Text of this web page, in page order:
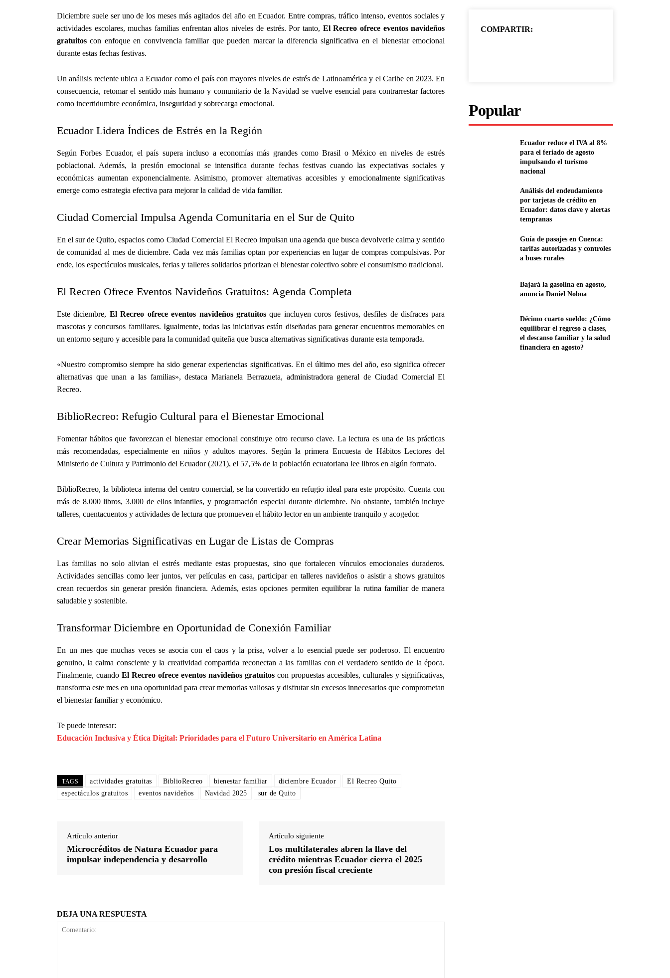
Diciembre suele ser uno de los meses más agitados del año en Ecuador. Entre compras, tráfico intenso, eventos sociales y
actividades escolares, muchas familias enfrentan altos niveles de estrés. Por tanto, El Recreo ofrece eventos navideños
gratuitos con enfoque en convivencia familiar que pueden marcar la diferencia significativa en el bienestar emocional
durante estas fechas festivas.
Un análisis reciente ubica a Ecuador como el país con mayores niveles de estrés de Latinoamérica y el Caribe en 2023. En
consecuencia, retomar el sentido más humano y comunitario de la Navidad se vuelve esencial para contrarrestar factores
como incertidumbre económica, inseguridad y sobrecarga emocional.
Ecuador Lidera Índices de Estrés en la Región
Según Forbes Ecuador, el país supera incluso a economías más grandes como Brasil o México en niveles de estrés
poblacional. Además, la presión emocional se intensifica durante fechas festivas cuando las expectativas sociales y
económicas aumentan exponencialmente. Asimismo, promover alternativas accesibles y emocionalmente significativas
emerge como estrategia efectiva para mejorar la calidad de vida familiar.
Ciudad Comercial Impulsa Agenda Comunitaria en el Sur de Quito
En el sur de Quito, espacios como Ciudad Comercial El Recreo impulsan una agenda que busca devolverle calma y sentido
de comunidad al mes de diciembre. Cada vez más familias optan por experiencias en lugar de compras compulsivas. Por
ende, los espectáculos musicales, ferias y talleres solidarios priorizan el bienestar colectivo sobre el consumismo tradicional.
El Recreo Ofrece Eventos Navideños Gratuitos: Agenda Completa
Este diciembre, El Recreo ofrece eventos navideños gratuitos que incluyen coros festivos, desfiles de disfraces para
mascotas y concursos familiares. Igualmente, todas las iniciativas están diseñadas para generar encuentros memorables en
un entorno seguro y accesible para la comunidad quiteña que busca alternativas significativas durante esta temporada.
«Nuestro compromiso siempre ha sido generar experiencias significativas. En el último mes del año, eso significa ofrecer
alternativas que unan a las familias», destaca Marianela Berrazueta, administradora general de Ciudad Comercial El
Recreo.
BiblioRecreo: Refugio Cultural para el Bienestar Emocional
Fomentar hábitos que favorezcan el bienestar emocional constituye otro recurso clave. La lectura es una de las prácticas
más recomendadas, especialmente en niños y adultos mayores. Según la primera Encuesta de Hábitos Lectores del
Ministerio de Cultura y Patrimonio del Ecuador (2021), el 57,5% de la población ecuatoriana lee libros en algún formato.
BiblioRecreo, la biblioteca interna del centro comercial, se ha convertido en refugio ideal para este propósito. Cuenta con
más de 8.000 libros, 3.000 de ellos infantiles, y programación especial durante diciembre. No obstante, también incluye
talleres, cuentacuentos y actividades de lectura que promueven el hábito lector en un ambiente tranquilo y acogedor.
Crear Memorias Significativas en Lugar de Listas de Compras
Las familias no solo alivian el estrés mediante estas propuestas, sino que fortalecen vínculos emocionales duraderos.
Actividades sencillas como leer juntos, ver películas en casa, participar en talleres navideños o asistir a shows gratuitos
crean recuerdos sin generar presión financiera. Además, estas opciones permiten equilibrar la rutina familiar de manera
saludable y sostenible.
Transformar Diciembre en Oportunidad de Conexión Familiar
En un mes que muchas veces se asocia con el caos y la prisa, volver a lo esencial puede ser poderoso. El encuentro
genuino, la calma consciente y la creatividad compartida reconectan a las familias con el verdadero sentido de la época.
Finalmente, cuandoEl Recreo ofrece eventos navideños gratuitos con propuestas accesibles, culturales y significativas,
transforma este mes en una oportunidad para crear memorias valiosas y disfrutar sin excesos innecesarios que comprometan
el bienestar familiar y económico.
Te puede interesar:
Educación Inclusiva y Ética Digital: Prioridades para el Futuro Universitario en América Latina
TAGS actividades gratuitas BiblioRecreo bienestar familiar diciembre Ecuador
El Recreo Quito
espectáculos gratuitos
eventos navideños Navidad 2025 sur de Quito
Artículo anterior
Microcréditos de Natura Ecuador para
impulsar independencia y desarrollo
Artículo siguiente
Los multilaterales abren la llave del
crédito mientras Ecuador cierra el 2025
con presión fiscal creciente
DEJA UNA RESPUESTA
COMPARTIR:
Popular
Ecuador reduce el IVA al 8%
para el feriado de agosto
impulsando el turismo
nacional
Análisis del endeudamiento
por tarjetas de crédito en
Ecuador: datos clave y alertas
tempranas
Guía de pasajes en Cuenca:
tarifas autorizadas y controles
a buses rurales
Bajará la gasolina en agosto,
anuncia Daniel Noboa
Décimo cuarto sueldo: ¿Cómo
equilibrar el regreso a clases,
el descanso familiar y la salud
financiera en agosto?